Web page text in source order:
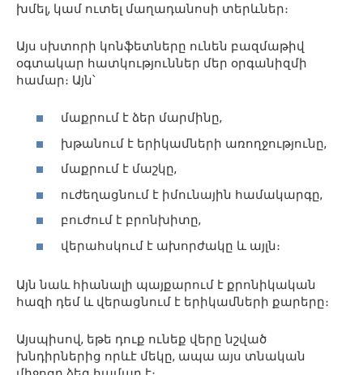
խմել, կամ ուտել մաղադանոսի տերևներ։
Այս սխտորի կոնֆետները ունեն բազմաթիվ
օգտակար հատկություններ մեր օրգանիզմի
համար։ Այն՝
մաքրում է ձեր մարմինը,
խթանում է երիկամների առողջությունը,
մաքրում է մաշկը,
ուժեղացնում է իմունային համակարգը,
բուժում է բրոնխիտը,
վերահսկում է ախորժակը և այլն։
Այն նաև հիանալի պայքարում է քրոնիկական
հազի դեմ և վերացնում է երիկամների քարերը։
Այսպիսով, եթե դուք ունեք վերը նշված
խնդիրներից որևէ մեկը, ապա այս տնական